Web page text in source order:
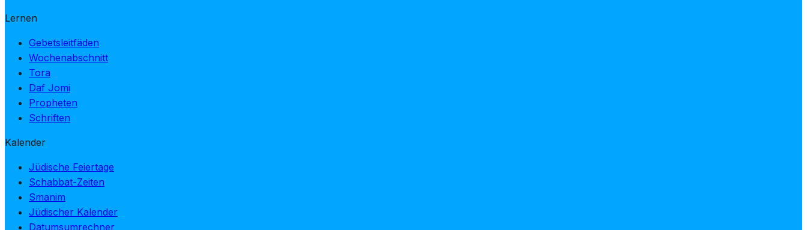
Lernen
Gebetsleitfäden
Wochenabschnitt
Tora
Daf Jomi
Propheten
Schriften
Kalender
Jüdische Feiertage
Schabbat-Zeiten
Smanim
Jüdischer Kalender
Datumsumrechner